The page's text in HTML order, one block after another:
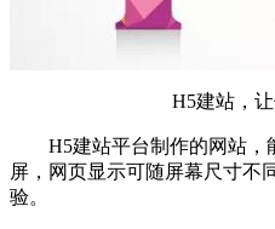
H5建站，让
H5建站平台制作的网站，
屏，网页显示可随屏幕尺寸不
验。